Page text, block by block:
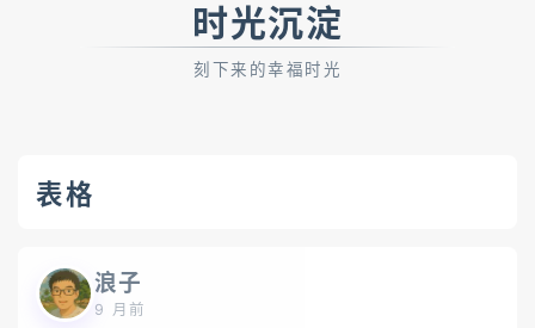
时光沉淀
刻下来的幸福时光
表格
浪子
9 月前